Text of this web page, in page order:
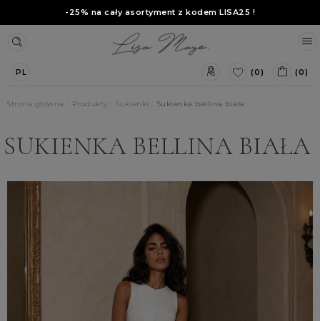
-25% na cały asortyment z kodem LISA25 !
PL (0) (0)
Strona główna Produkty Sukienki Sukienka bellina biała
SUKIENKA BELLINA BIAŁA